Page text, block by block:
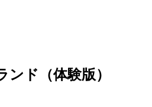
ド（体験版）